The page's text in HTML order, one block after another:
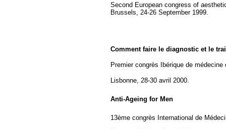
Second European congress of
Brussels, 24-26 September 1999.
Comment faire le diagnostic et le
Premier congrès Ibérique de médecine
Lisbonne, 28-30 avril 2000.
Anti-Ageing for Men
13ème congrès International de